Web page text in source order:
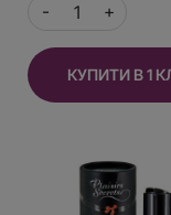
КУПИТИ В 1